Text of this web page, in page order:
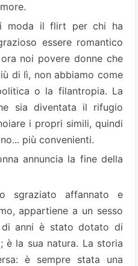
moda il flirt per chi ha
essere romantico
noi povere donne che
di lì, non abbiamo come
o la filantropia. La
sia diventata il rifugio
i propri simili, quindi
più convenienti.
annuncia la fine della
sgraziato affannato e
appartiene a un sesso
anni è stato dotato di
è la sua natura. La storia
è sempre stata una